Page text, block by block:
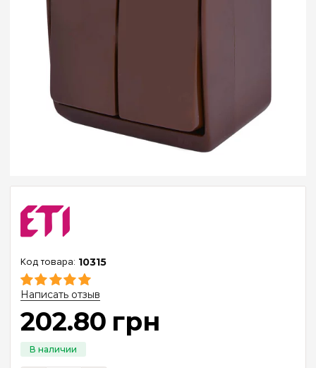
10315
Написать отзыв
202.80 грн